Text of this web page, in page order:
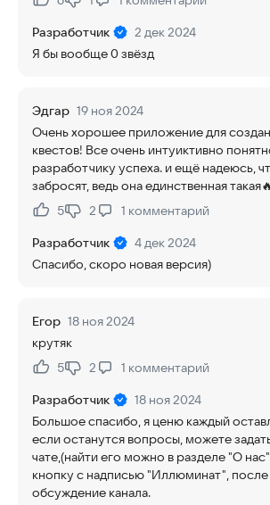
Нравится:Не нравится:
Разработчик
2 дек 2024
Я бы вообще 0 звёзд
Эдгар 19 ноя 2024
Очень хорошее приложение для
квестов! Все очень интуиктивно
разработчику успеха. и ещё надеюсь,
забросят, ведь она единственная
Нравится:
5Не нравится:
2 1 комментарий
Разработчик
4 дек 2024
Спасибо, скоро новая версия)
Егор 18 ноя 2024
крутяк
Нравится:
5Не нравится:
2 1 комментарий
Разработчик
18 ноя 2024
Большое спасибо, я ценю каждый
если останутся вопросы, можете
чате,(найти его можно в разделе "О
кнопку с надписью "Иллюминат", после
обсуждение канала.